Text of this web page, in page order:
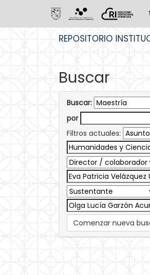
REPOSITORIO
Buscar
Buscar:
por
Filtros actuales:
Comenzar nueva